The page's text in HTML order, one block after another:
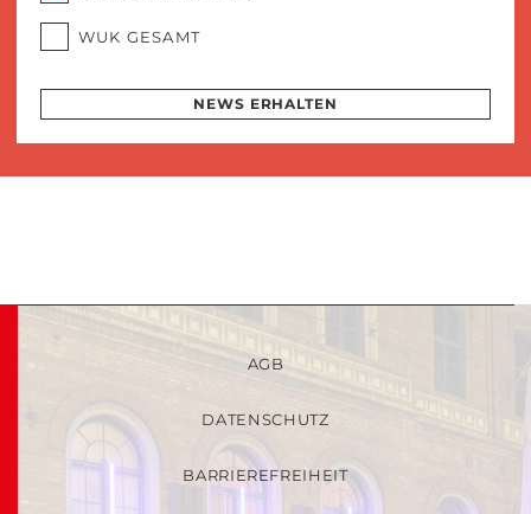
WUK GESAMT
NEWS ERHALTEN
AGB
DATENSCHUTZ
BARRIEREFREIHEIT